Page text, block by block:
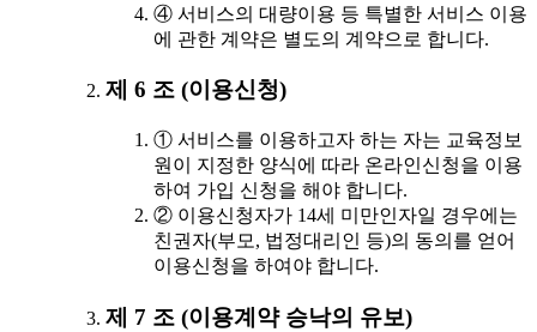
④ 서비스의 대량이용 등 특별한 서비스 이용
에 관한 계약은 별도의 계약으로 합니다.
제 6 조 (이용신청)
① 서비스를 이용하고자 하는 자는 교육정보
원이 지정한 양식에 따라 온라인신청을 이용
하여 가입 신청을 해야 합니다.
② 이용신청자가 14세 미만인자일 경우에는
친권자(부모, 법정대리인 등)의 동의를 얻어
이용신청을 하여야 합니다.
제 7 조 (이용계약 승낙의 유보)